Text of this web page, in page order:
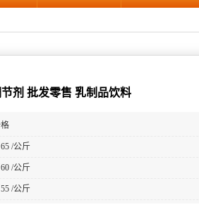
剂 批发零售 乳制品饮料
65 /公斤
60 /公斤
55 /公斤